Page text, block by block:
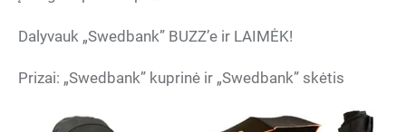
Dalyvauk „Swedbank” BUZZ’e ir LAIMĖK!
Prizai: „Swedbank” kuprinė ir „Swedbank” skėtis